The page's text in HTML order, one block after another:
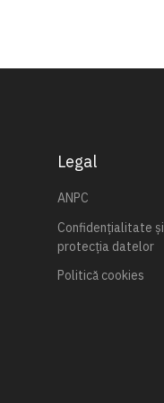
Legal
ANPC
Confidențialitate și
protecția datelor
Politică cookies